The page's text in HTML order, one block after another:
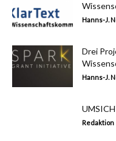
Hanns-J.
Drei
Hanns-J.
Redaktion